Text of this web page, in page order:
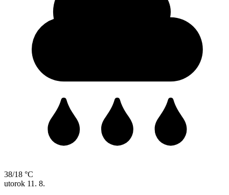
38/18 °C
utorok 11. 8.